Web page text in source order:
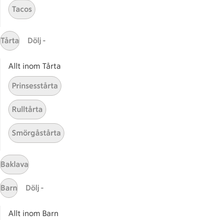
Gaston
ICAs tjänster
ICA-appen
ICA Scanna
ICA ToGo
Fler appar och tjänster
Stammis på ICA
Bli stammis
Stammis Husdjur
Partnererbjudanden
Våra ICA-kort
ICA
Tacos
Tårta Dölj -
Allt inom Tårta
Prinsesstårta
Rulltårta
Smörgåstårta
Baklava
Barn Dölj -
Allt inom Barn